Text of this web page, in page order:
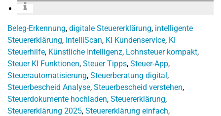
Beleg-Erkennung, digitale Steuererklärung, intelligente
Steuererklärung, IntelliScan, KI Kundenservice, KI
Steuerhilfe, Künstliche Intelligenz, Lohnsteuer kompakt,
Steuer KI Funktionen, Steuer Tipps, Steuer-App,
Steuerautomatisierung, Steuerberatung digital,
Steuerbescheid Analyse, Steuerbescheid verstehen,
Steuerdokumente hochladen, Steuererklärung,
Steuererklärung 2025, Steuererklärung einfach,